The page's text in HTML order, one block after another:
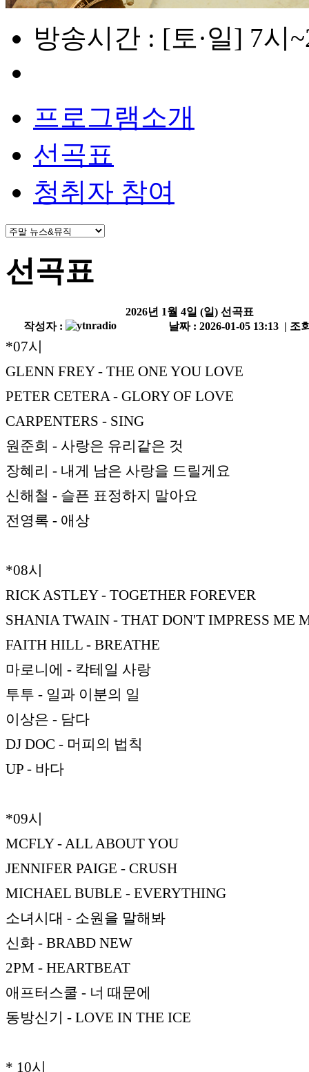
방송시간 : [토·일] 7시
프로그램소개
선곡표
청취자 참여
선곡표
2026년 1월 4일 (일) 선곡표
작성자 :
날짜 : 2026-01-05 13:13 | 조
*07시
GLENN FREY - THE ONE YOU LOVE
PETER CETERA - GLORY OF LOVE
CARPENTERS - SING
원준희 - 사랑은 유리같은 것
장혜리 - 내게 남은 사랑을 드릴게요
신해철 - 슬픈 표정하지 말아요
전영록 - 애상
*08시
RICK ASTLEY - TOGETHER FOREVER
SHANIA TWAIN - THAT DON'T IMPRESS ME
FAITH HILL - BREATHE
마로니에 - 칵테일 사랑
투투 - 일과 이분의 일
이상은 - 담다
DJ DOC - 머피의 법칙
UP - 바다
*09시
MCFLY - ALL ABOUT YOU
JENNIFER PAIGE - CRUSH
MICHAEL BUBLE - EVERYTHING
소녀시대 - 소원을 말해봐
신화 - BRABD NEW
2PM - HEARTBEAT
애프터스쿨 - 너 때문에
동방신기 - LOVE IN THE ICE
* 10시